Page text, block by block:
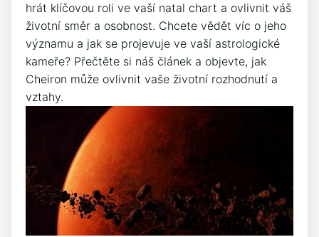
hrát klíčovou roli ve vaší natal chart a ovlivnit váš
životní směr a osobnost. Chcete vědět víc o jeho
významu a jak se projevuje ve vaší astrologické
kameře? Přečtěte si náš článek a objevte, jak
Cheiron může ovlivnit vaše životní rozhodnutí a
vztahy.